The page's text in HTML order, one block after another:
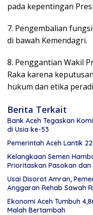
pada kepentingan
7. Pengembalian
di bawah Kemendagri.
8. Penggantian Wakil
Raka karena
hukum dan etika
Berita Terkait
Bank Aceh Tegaskan
di Usia ke-53
Pemerintah Aceh Lantik
Kelangkaan Semen
Prioritaskan Pasokan
Usai Disorot Amran,
Anggaran Rehab Sawah
Ekonomi Aceh Tumbuh
Malah Bertambah